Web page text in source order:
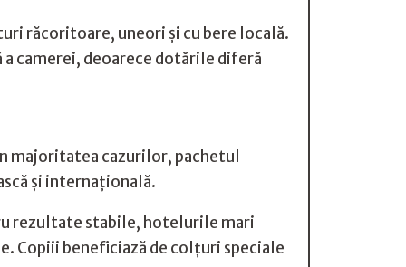
răcoritoare, uneori și cu bere locală.
camerei, deoarece dotările diferă
majoritatea cazurilor, pachetul
și internațională.
rezultate stabile, hotelurile mari
Copiii beneficiază de colțuri speciale